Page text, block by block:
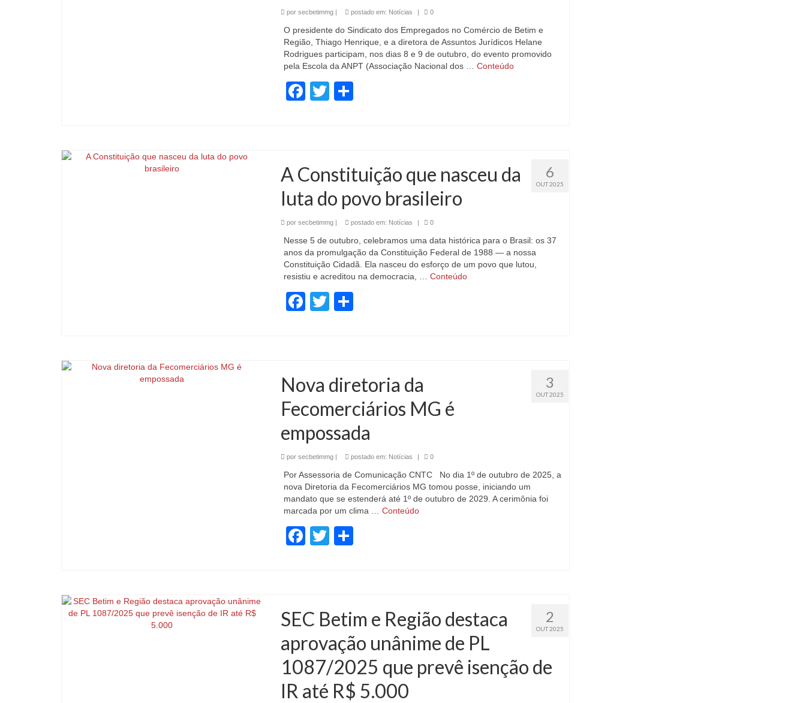
por secbetimmg| postado em: Notícias | 0
O presidente do Sindicato dos Empregados no Comércio de Betim e
Região, Thiago Henrique, e a diretora de Assuntos Jurídicos Helane
Rodrigues participam, nos dias 8 e 9 de outubro, do evento promovido
pela Escola da ANPT (Associação Nacional dos … Conteúdo
Facebook
Twitter
6
OUT 2025
A Constituição que nasceu da
luta do povo brasileiro
por secbetimmg| postado em: Notícias | 0
Nesse 5 de outubro, celebramos uma data histórica para o Brasil: os 37
anos da promulgação da Constituição Federal de 1988 — a nossa
Constituição Cidadã. Ela nasceu do esforço de um povo que lutou,
resistiu e acreditou na democracia, … Conteúdo
Facebook
Twitter
3
OUT 2025
Nova diretoria da
Fecomerciários MG é
empossada
por secbetimmg| postado em: Notícias | 0
Por Assessoria de Comunicação CNTC No dia 1º de outubro de 2025, a
nova Diretoria da Fecomerciários MG tomou posse, iniciando um
mandato que se estenderá até 1º de outubro de 2029. A cerimônia foi
marcada por um clima … Conteúdo
Facebook
Twitter
2
OUT 2025
SEC Betim e Região destaca
aprovação unânime de PL
1087/2025 que prevê isenção de
IR até R$ 5.000